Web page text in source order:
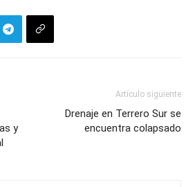
y
Artículo siguiente
Drenaje en Terrero Sur se
encuentra colapsado